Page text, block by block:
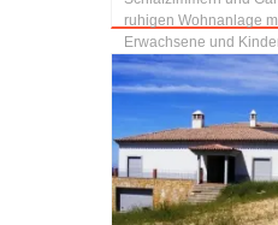
ruhigen Wohnanlage
Erwachsene und
Grünflächen.
mit moderner Küche,